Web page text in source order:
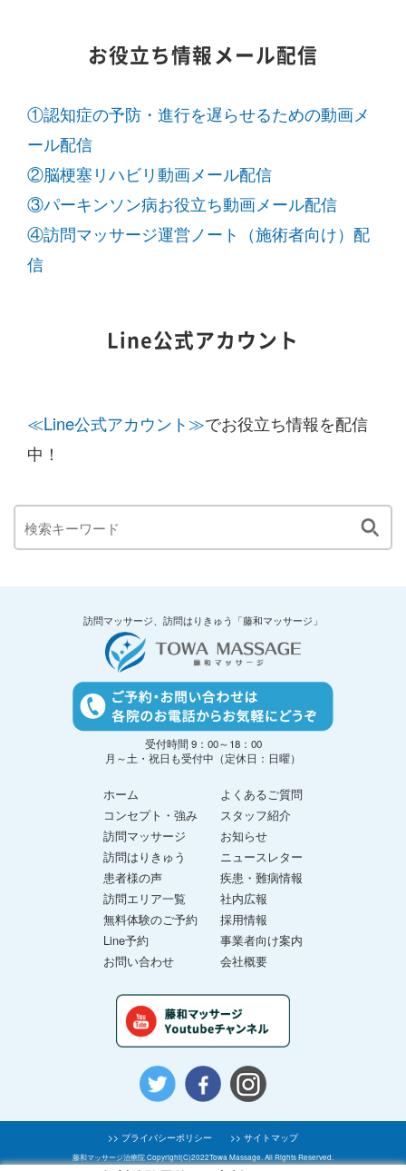
お役立ち情報メール配信
①認知症の予防・進行を遅らせるための動画メ
ール配信
②脳梗塞リハビリ動画メール配信
③パーキンソン病お役立ち動画メール配信
④訪問マッサージ運営ノート（施術者向け）配
信
Line公式アカウント
≪Line公式アカウント≫でお役立ち情報を配信
中！
訪問マッサージ、訪問はりきゅう「藤和マッサージ」
受付時間 9：00～18：00
月～土・祝日も受付中（定休日：日曜）
ホーム
コンセプト・強み
訪問マッサージ
訪問はりきゅう
患者様の声
訪問エリア一覧
無料体験のご予約
Line予約
お問い合わせ
よくあるご質問
スタッフ紹介
お知らせ
ニュースレター
疾患・難病情報
社内広報
採用情報
事業者向け案内
会社概要
>> プライバシーポリシー >> サイトマップ
藤和マッサージ治療院 Copyright(C)2022Towa Massage. All Rights Reserved.